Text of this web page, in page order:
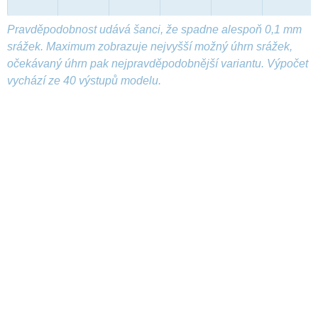
Pravděpodobnost udává šanci, že spadne alespoň 0,1 mm
srážek. Maximum zobrazuje nejvyšší možný úhrn srážek,
očekávaný úhrn pak nejpravděpodobnější variantu. Výpočet
vychází ze 40 výstupů modelu.